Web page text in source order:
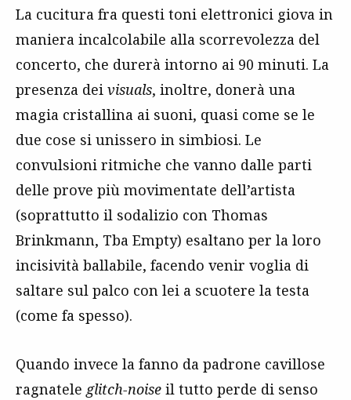
La cucitura fra questi toni elettronici giova in
maniera incalcolabile alla scorrevolezza del
concerto, che durerà intorno ai 90 minuti. La
presenza dei visuals, inoltre, donerà una
magia cristallina ai suoni, quasi come se le
due cose si unissero in simbiosi. Le
convulsioni ritmiche che vanno dalle parti
delle prove più movimentate dell’artista
(soprattutto il sodalizio con Thomas
Brinkmann, Tba Empty) esaltano per la loro
incisività ballabile, facendo venir voglia di
saltare sul palco con lei a scuotere la testa
(come fa spesso).
Quando invece la fanno da padrone cavillose
ragnatele glitch-noise il tutto perde di senso